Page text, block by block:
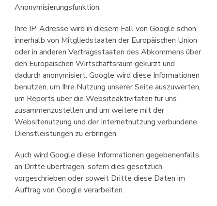
Anonymisierungsfunktion.
Ihre IP-Adresse wird in diesem Fall von Google schon
innerhalb von Mitglied­staaten der Europäischen Union
oder in anderen Vertragsstaaten des Abkommens über
den Europäischen Wirtschaftsraum gekürzt und
dadurch anonymisiert. Google wird diese Informationen
benutzen, um Ihre Nutzung unserer Seite auszuwerten,
um Reports über die Websiteaktivitäten für uns
zusammenzustellen und um weitere mit der
Websitenutzung und der Internet­nutzung verbundene
Dienstleistungen zu erbringen.
Auch wird Google diese Informationen gegebenenfalls
an Dritte übertragen, sofern dies gesetzlich
vorgeschrieben oder soweit Dritte diese Daten im
Auftrag von Google verarbeiten.